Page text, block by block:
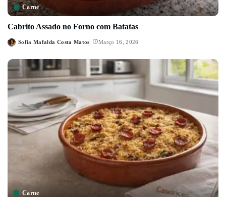
Carne
Cabrito Assado no Forno com Batatas
Posted
Sofia Mafalda Costa Matos Março 16, 2026
Carne